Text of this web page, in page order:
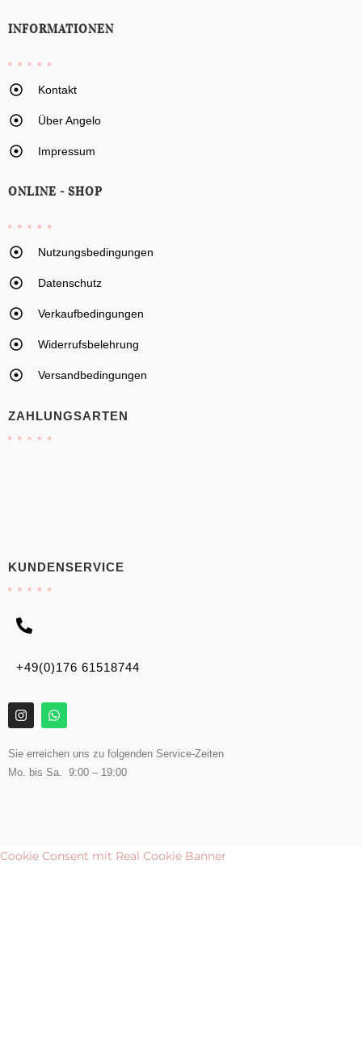
INFORMATIONEN
Kontakt
Über Angelo
Impressum
ONLINE - SHOP
Nutzungsbedingungen
Datenschutz
Verkaufbedingungen
Widerrufsbelehrung
Versandbedingungen
ZAHLUNGSARTEN
KUNDENSERVICE
+49(0)176 61518744
Sie erreichen uns zu folgenden Service-Zeiten
Mo. bis Sa. 9:00 – 19:00
Cookie Consent mit Real Cookie Banner